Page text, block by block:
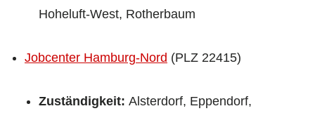
Hoheluft-West, Rotherbaum
Jobcenter Hamburg-Nord (PLZ 22415)
Zuständigkeit: Alsterdorf, Eppendorf,